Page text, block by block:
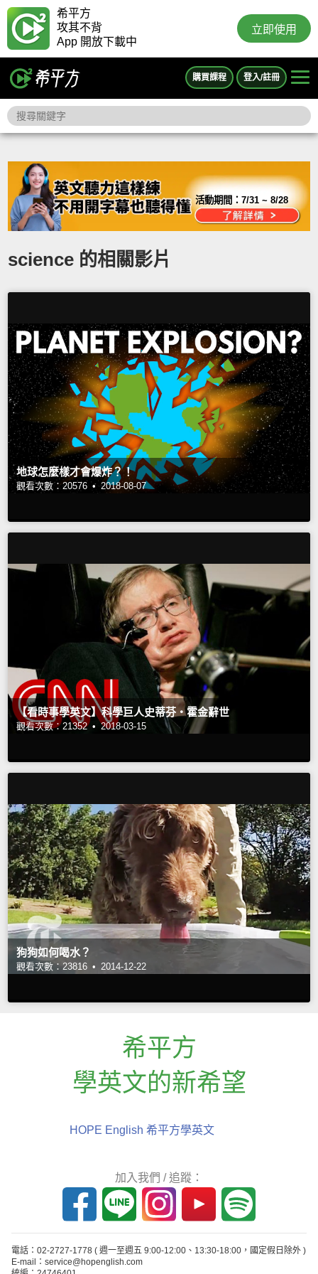
希平方
攻其不背
App 開放下載中
立即使用
購買課程 登入/註冊
活動期間：7/31 ~ 8/28
science 的相關影片
地球怎麼樣才會爆炸？！
觀看次數：20576 • 2018-08-07
【看時事學英文】科學巨人史蒂芬‧霍金辭世
觀看次數：21352 • 2018-03-15
狗狗如何喝水？
觀看次數：23816 • 2014-12-22
希平方
學英文的新希望
HOPE English 希平方學英文
加入我們 / 追蹤：
電話：02-2727-1778 ( 週一至週五 9:00-12:00、13:30-18:00，國定假日除外 )
E-mail：service@hopenglish.com